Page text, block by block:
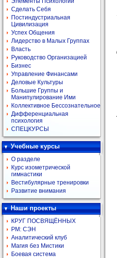
Сделать Себя
Постиндустриальная
Цивилизация
Успех Общения
Лидерство в Малых Группах
Власть
Руководство Организацией
Бизнес
Управление Финансами
Деловые Культуры
Большие Группы и
Манипулирование Ими
Коллективное Бессознательное
Дифференциальная
психология
СПЕЦКУРСЫ
Учебные курсы
О разделе
Курс изометрической
гимнастики
Вестибулярные тренировки
Развитие внимания
Наши проекты
КРУГ ПОСВЯЩЁННЫХ
РМ: СЭН
Аналитический клуб
Магия без Мистики
Боевая система